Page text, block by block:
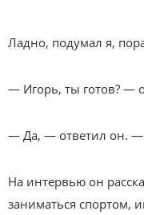
Ладно, подумал я,
— Игорь, ты готов? —
— Да, — ответил он. —
На интервью он
заниматься спортом,